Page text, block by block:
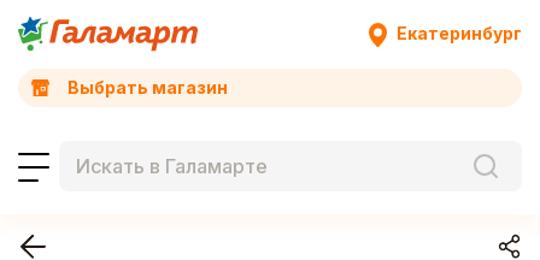
Екатеринбург
Выбрать магазин